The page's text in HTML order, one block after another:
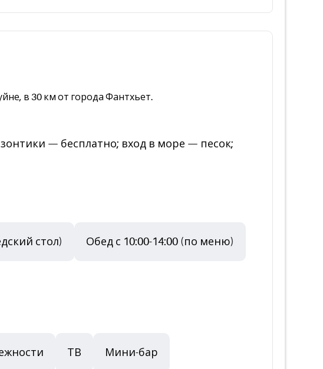
в 30 км от города Фантхьет.
— бесплатно; вход в море — песок;
стол) Обед с 10:00-14:00 (по меню)
ТВ Мини-бар